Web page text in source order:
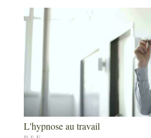
L'hypnose au travail